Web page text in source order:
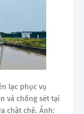
lạc phục vụ
và chống sét tại
chặt chẽ. Ảnh: